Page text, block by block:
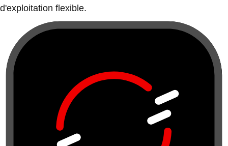
d'exploitation flexible.